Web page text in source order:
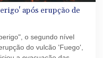
após erupção de
o segundo nível
do vulcão 'Fuego',